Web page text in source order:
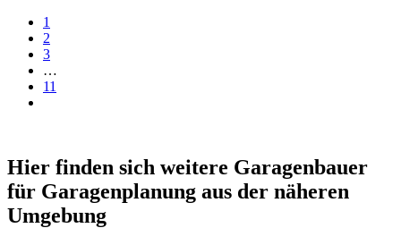
1
2
3
…
11
Hier finden sich weitere Garagenbauer
für Garagenplanung aus der näheren
Umgebung